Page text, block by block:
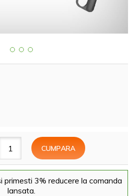
primesti 3% reducere la comanda
lansata.